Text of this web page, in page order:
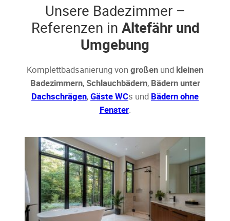
Unsere Badezimmer –
Referenzen in Altefähr und
Umgebung
Komplettbadsanierung von großen und kleinen
Badezimmern,Schlauchbädern, Bädern unter
Dachschrägen,Gäste WCs und Bädern ohne
Fenster.